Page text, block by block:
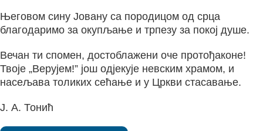
Његовом сину Јовану са породицом од срца
благодаримо за окупљање и трпезу за покој душе.
Вечан ти спомен, достоблажени оче протођаконе!
Твоје „Верујем!” још одјекује невским храмом, и
насељава толиких сећање и у Цркви стасавање.
Ј. А. Тонић